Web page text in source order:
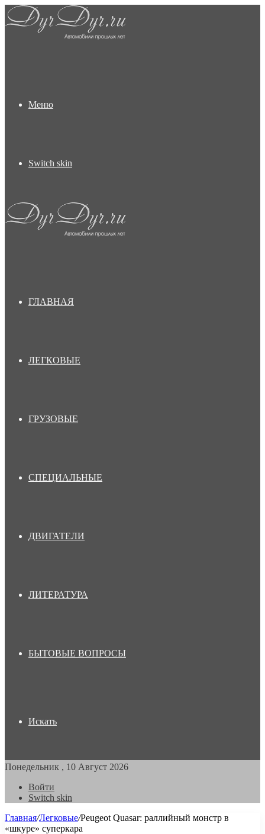
Меню
Switch skin
ГЛАВНАЯ
ЛЕГКОВЫЕ
ГРУЗОВЫЕ
СПЕЦИАЛЬНЫЕ
ДВИГАТЕЛИ
ЛИТЕРАТУРА
БЫТОВЫЕ ВОПРОСЫ
Искать
Понедельник , 10 Август 2026
Войти
Switch skin
Главная/Легковые/Peugeot Quasar: раллийный монстр в
«шкуре» суперкара